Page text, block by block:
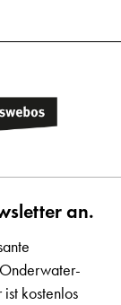
an.
kostenlos